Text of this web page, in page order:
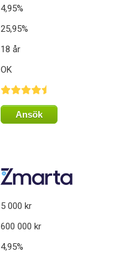
4,95%
25,95%
18 år
OK
Ansök
5 000 kr
600 000 kr
4,95%